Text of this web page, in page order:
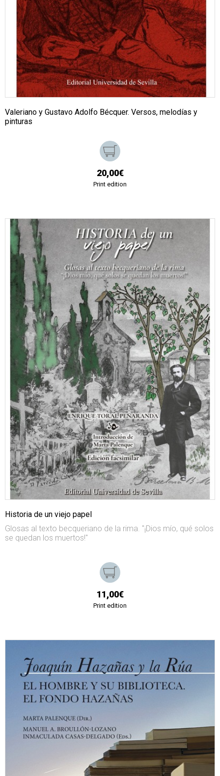
Valeriano y Gustavo Adolfo Bécquer. Versos, melodías y
pinturas
20,00€
Print edition
Historia de un viejo papel
Glosas al texto becqueriano de la rima. "¡Dios mío, qué solos
se quedan los muertos!"
11,00€
Print edition